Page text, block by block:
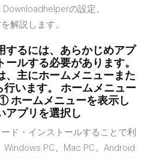
の設定、
解説します。
するには、あらかじめアプ
ルする必要があります。
、主にホームメニューまた
行います。 ホームメニュー
ホームメニューを表示し
アプリを選択し
ド・インストールすることで利
PC、Mac PC、Android